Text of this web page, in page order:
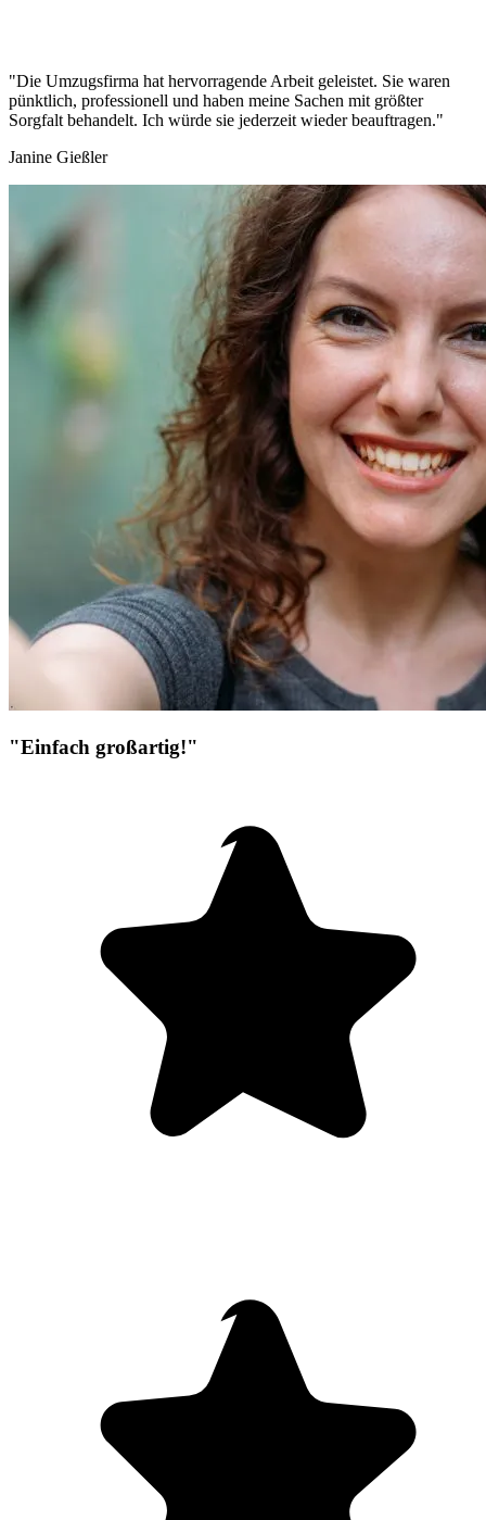
"Die Umzugsfirma hat hervorragende Arbeit geleistet. Sie waren
pünktlich, professionell und haben meine Sachen mit größter
Sorgfalt behandelt. Ich würde sie jederzeit wieder beauftragen."
Janine Gießler
"Einfach großartig!"